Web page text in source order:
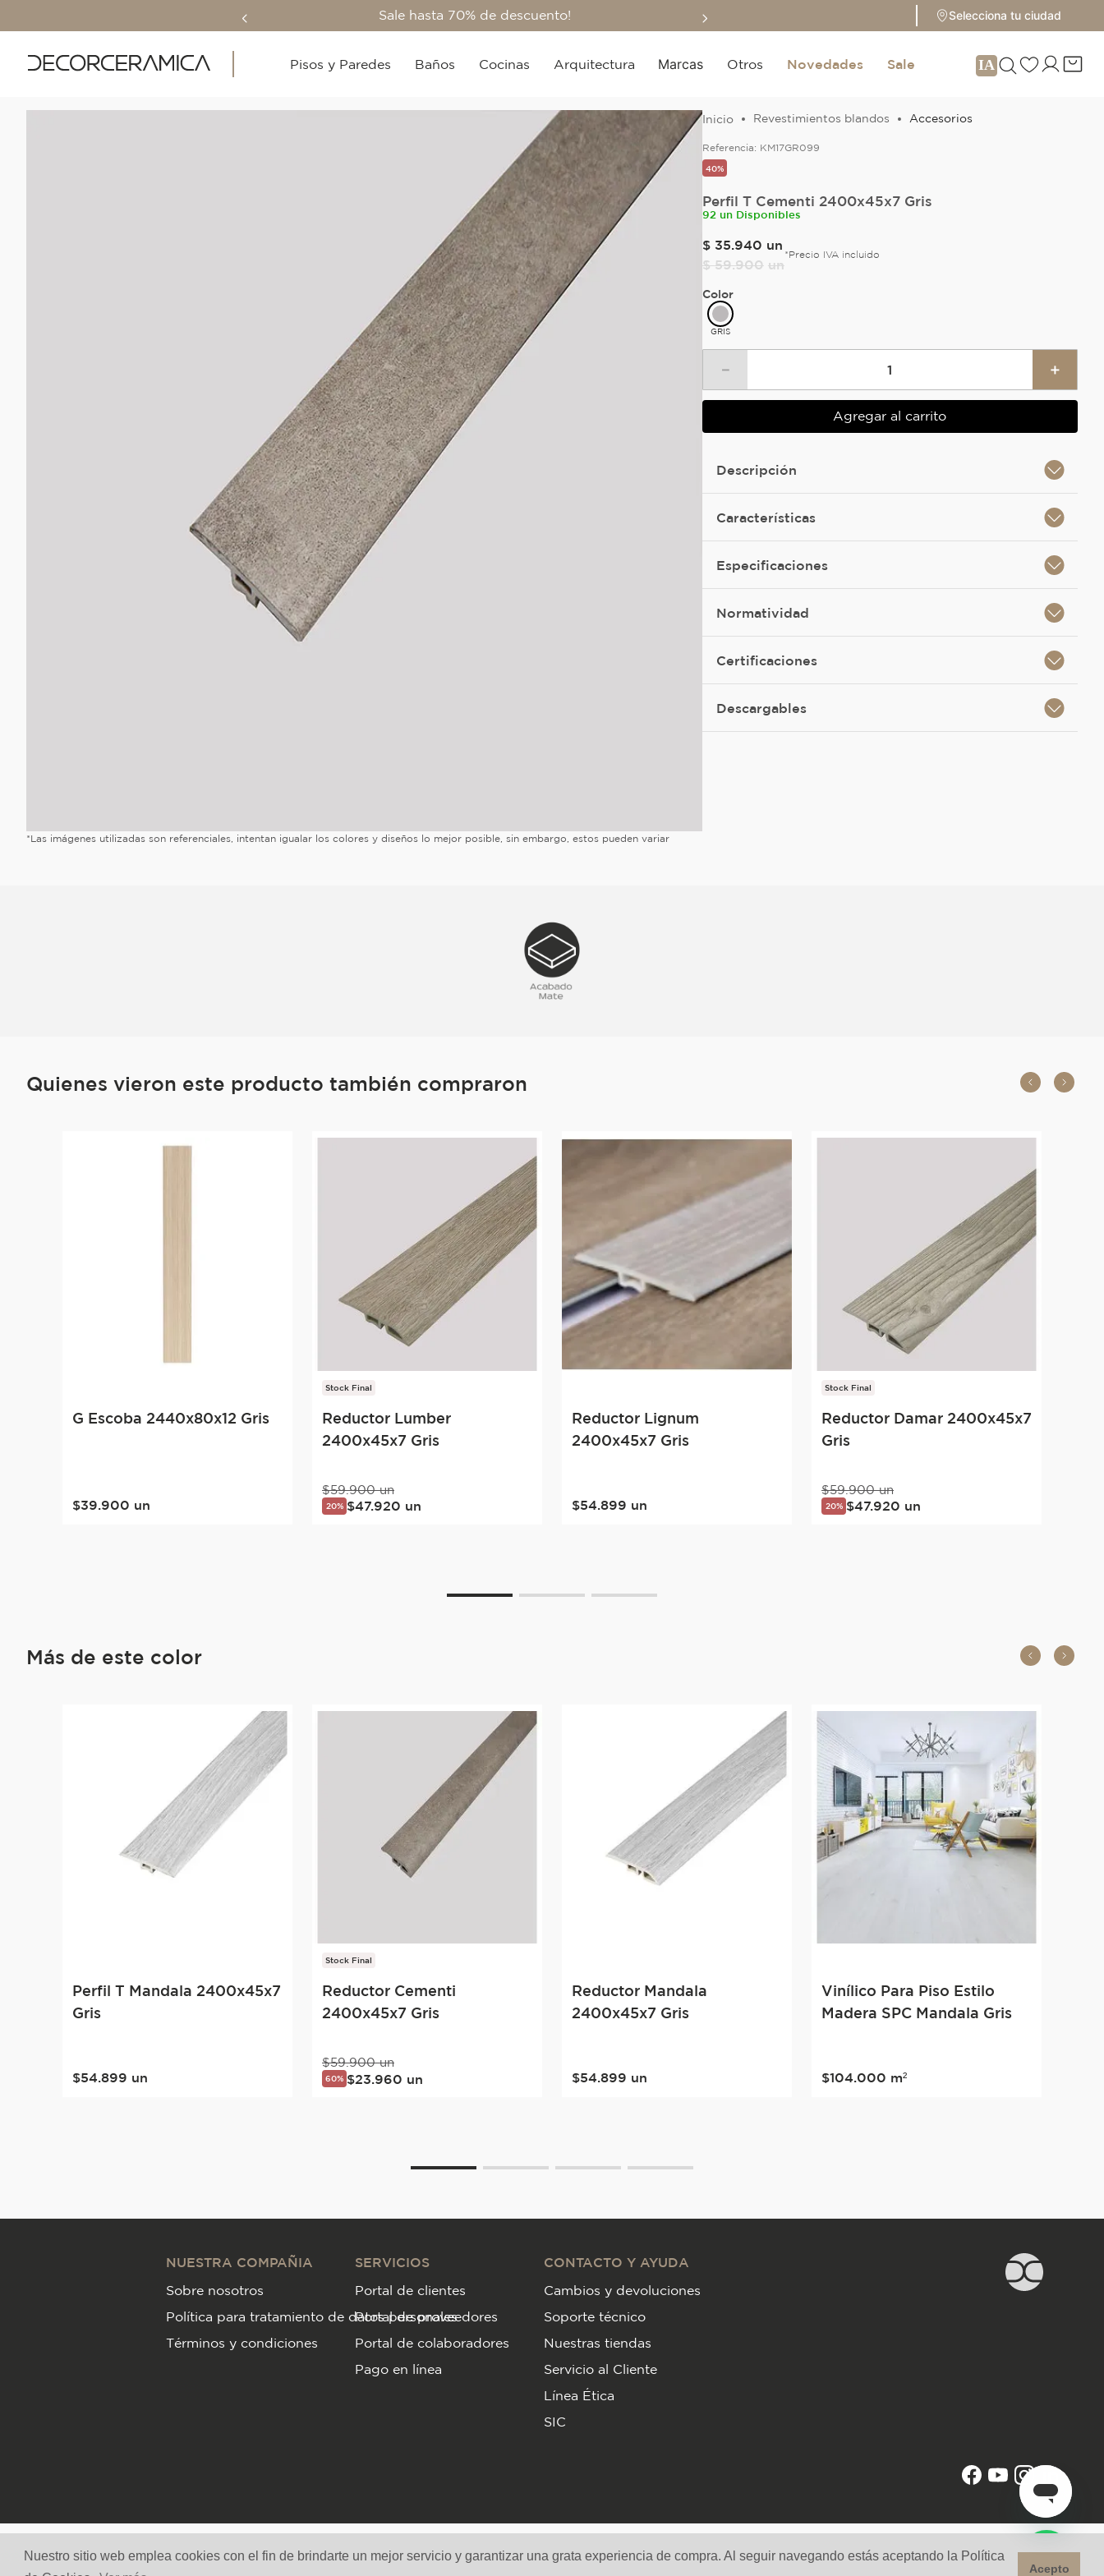
Nuestro sitio web emplea cookies con el fin de brindarte un mejor servicio y garantizar una grata experiencia de compra. Al seguir navegando estás aceptando la Política
Acepto
Sale hasta 70% de descuento! Selecciona tu ciudad
Pisos y Paredes Baños Cocinas Arquitectura Marcas Otros Novedades Sale
*Las imágenes utilizadas son referenciales, intentan igualar los colores y diseños lo mejor posible, sin embargo, estos pueden variar
Revestimientos blandos Accesorios
Referencia: KM17GR099
40%
Perfil T Cementi 2400x45x7 Gris
92 un Disponibles
$ 35.940 un
$ 59.900 un
*Precio IVA incluido
Color
GRIS
＋
－
Agregar al carrito
Descripción
Características
Especificaciones
Normatividad
Certificaciones
Descargables
Quienes vieron este producto también compraron
G Escoba 2440x80x12 Gris
$39 900 un
Stock Final
Reductor Lumber
2400x45x7 Gris
$59.900 un
20% $47.920 un
Reductor Lignum
2400x45x7 Gris
$54 .899 un
Stock Final
Reductor Damar 2400x45x7
Gris
$59.900 un
20% $47.920 un
Más de este color
Perfil T Mandala 2400x45x7
Gris
$54.899 un
Stock Final
Reductor Cementi
2400x45x7 Gris
$59.900 un
60% $23.960 un
Reductor Mandala
2400x45x7 Gris
$54.899 un
Vinílico Para Piso Estilo
Madera SPC Mandala Gris
$104.000 m²
NUESTRA COMPAÑIA
Sobre nosotros
Política para tratamiento de datos personales
Términos y condiciones
SERVICIOS
Portal de clientes
Portal de proveedores
Portal de colaboradores
Pago en línea
CONTACTO Y AYUDA
Cambios y devoluciones
Soporte técnico
Nuestras tiendas
Servicio al Cliente
Línea Ética
SIC